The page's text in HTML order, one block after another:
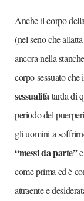
Anche il corpo
(nel seno che
ancora nella
corpo sessuato che
sessualitàtarda di
periodo del
gli uomini a
“messi da parte”e
come prima ed è
attraente e